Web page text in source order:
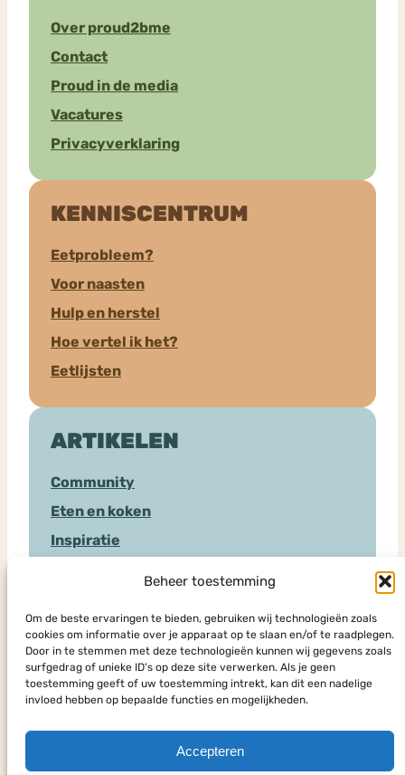
Beheer toestemming
Om de beste ervaringen te bieden, gebruiken wij technologieën zoals
cookies om informatie over je apparaat op te slaan en/of te raadplegen.
Door in te stemmen met deze technologieën kunnen wij gegevens zoals
surfgedrag of unieke ID's op deze site verwerken. Als je geen
toestemming geeft of uw toestemming intrekt, kan dit een nadelige
invloed hebben op bepaalde functies en mogelijkheden.
Accepteren
Over proud2bme
Contact
Proud in de media
Vacatures
Privacyverklaring
KENNISCENTRUM
Eetprobleem?
Voor naasten
Hulp en herstel
Hoe vertel ik het?
Eetlijsten
ARTIKELEN
Community
Eten en koken
Inspiratie
HULPSOORTEN
Chat